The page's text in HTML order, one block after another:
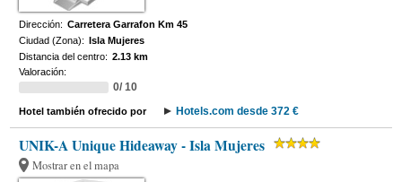
Dirección: Carretera Garrafon Km 45
Ciudad (Zona): Isla Mujeres
Distancia del centro: 2.13 km
Valoración:
0/ 10
Hotel también ofrecido por Hotels.com desde 372 €
UNIK-A Unique Hideaway - Isla Mujeres
Mostrar en el mapa